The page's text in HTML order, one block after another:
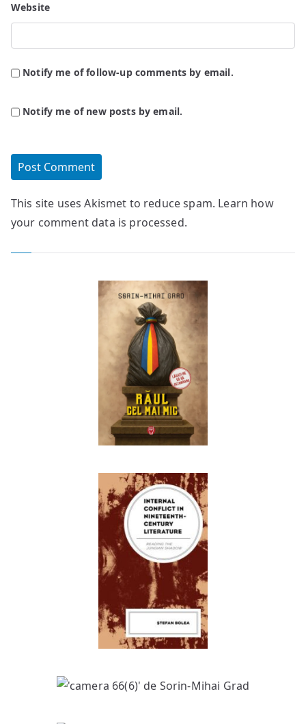
Website
Notify me of follow-up comments by email.
Notify me of new posts by email.
This site uses Akismet to reduce spam. Learn how
your comment data is processed.